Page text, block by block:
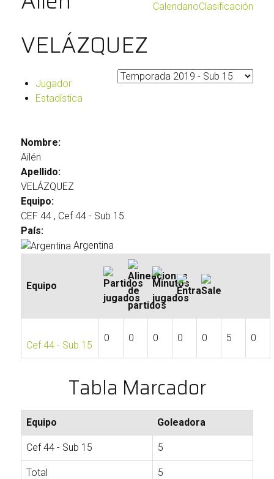
CalendarioClasificación
VELÁZQUEZ
Jugador
Estadística
Nombre:
Ailén
Apellido:
VELÁZQUEZ
Equipo:
CEF 44 , Cef 44 - Sub 15
País:
Argentina
Equipo
Cef 44 - Sub 15
0 0 0 0 0 5 0
Tabla Marcador
Equipo Goleadora
Cef 44 - Sub 15 5
Total 5